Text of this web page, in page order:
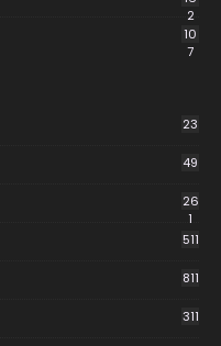
2
10
7
23
49
26
1
511
811
311